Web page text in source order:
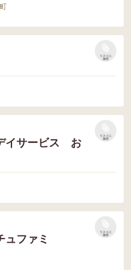
リストに
保存
イサービス お
リストに
保存
ファミ
リストに
保存